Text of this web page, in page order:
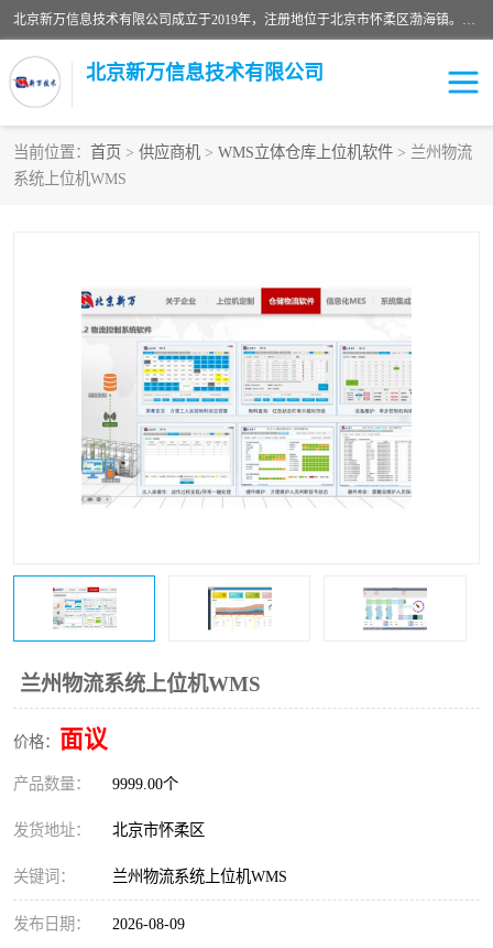
北京新万信息技术有限公司成立于2019年，注册地位于北京市怀柔区渤海镇。经营范围包括：计算机软硬件及外围设备制造，计算器设备制造，信息系统集成服务，网络与信息安全软件开发，计算机软硬件及辅助设备零售，计算机系统服务，仪器仪表、电力电子元器件、电子专用设备销售，电子专用设备制造，工业机器人销售，工业机器人制造，工业机器人安装、维修，智能机器人销售，软件开发、销售，电子元器件制造、零售、批发。
北京新万信息技术有限公司
当前位置： 首页 > 供应商机 > WMS立体仓库上位机软件 > 兰州物流
系统上位机WMS
兰州物流系统上位机WMS
价格： 面议
产品数量： 9999.00个
发货地址： 北京市怀柔区
关键词： 兰州物流系统上位机WMS
发布日期： 2026-08-09
密炼机上辅机系统
数据采集软件 型材立体仓储系统软件
WMS
数据采集和条码追溯 仓库控制系统上位机软件
WCS
物流立库控制上位机软件 车间集群控制系统软件
PDA手持终端WinCE上位 自动化监控软件定制
WMS和WCS二合一 自动化仓库WMS
运动控制上位机软件 车间电子看板
物流线调度控制软件
PLC上位机软件
WCS仓储物流上位机软件
WMS立体仓库上位机软